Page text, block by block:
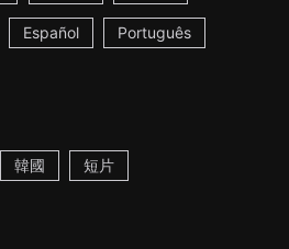
Español Português
韓國 短片